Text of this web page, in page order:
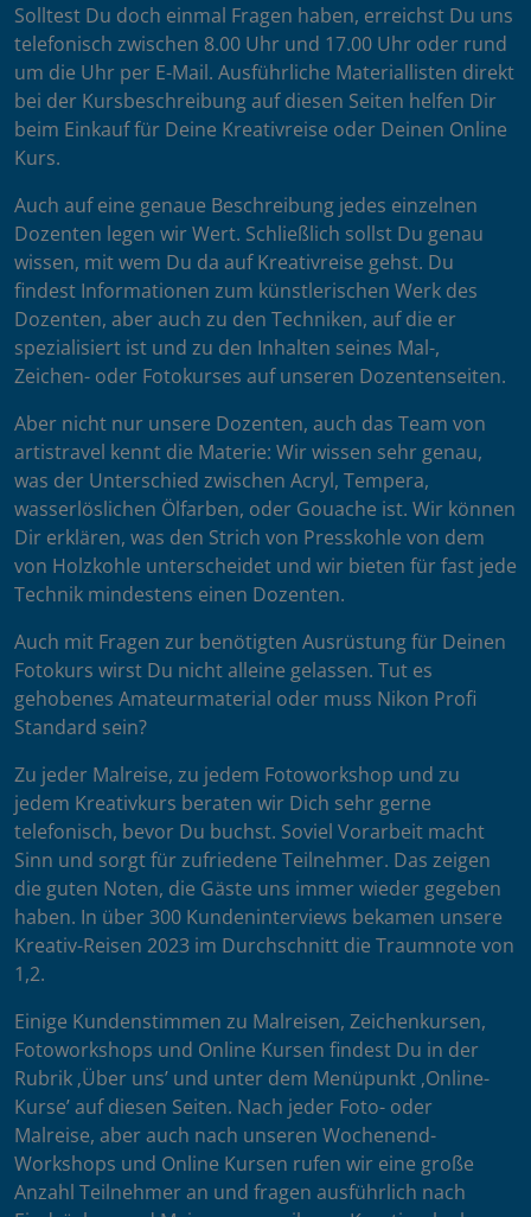
Solltest Du doch einmal Fragen haben, erreichst Du uns
telefonisch zwischen 8.00 Uhr und 17.00 Uhr oder rund
um die Uhr per E-Mail. Ausführliche Materiallisten direkt
bei der Kursbeschreibung auf diesen Seiten helfen Dir
beim Einkauf für Deine Kreativreise oder Deinen Online
Kurs.
Auch auf eine genaue Beschreibung jedes einzelnen
Dozenten legen wir Wert. Schließlich sollst Du genau
wissen, mit wem Du da auf Kreativreise gehst. Du
findest Informationen zum künstlerischen Werk des
Dozenten, aber auch zu den Techniken, auf die er
spezialisiert ist und zu den Inhalten seines Mal-,
Zeichen- oder Fotokurses auf unseren Dozentenseiten.
Aber nicht nur unsere Dozenten, auch das Team von
artistravel kennt die Materie: Wir wissen sehr genau,
was der Unterschied zwischen Acryl, Tempera,
wasserlöslichen Ölfarben, oder Gouache ist. Wir können
Dir erklären, was den Strich von Presskohle von dem
von Holzkohle unterscheidet und wir bieten für fast jede
Technik mindestens einen Dozenten.
Auch mit Fragen zur benötigten Ausrüstung für Deinen
Fotokurs wirst Du nicht alleine gelassen. Tut es
gehobenes Amateurmaterial oder muss Nikon Profi
Standard sein?
Zu jeder Malreise, zu jedem Fotoworkshop und zu
jedem Kreativkurs beraten wir Dich sehr gerne
telefonisch, bevor Du buchst. Soviel Vorarbeit macht
Sinn und sorgt für zufriedene Teilnehmer. Das zeigen
die guten Noten, die Gäste uns immer wieder gegeben
haben. In über 300 Kundeninterviews bekamen unsere
Kreativ-Reisen 2023 im Durchschnitt die Traumnote von
1,2.
Einige Kundenstimmen zu Malreisen, Zeichenkursen,
Fotoworkshops und Online Kursen findest Du in der
Rubrik ‚Über uns’ und unter dem Menüpunkt ‚Online-
Kurse’ auf diesen Seiten. Nach jeder Foto- oder
Malreise, aber auch nach unseren Wochenend-
Workshops und Online Kursen rufen wir eine große
Anzahl Teilnehmer an und fragen ausführlich nach